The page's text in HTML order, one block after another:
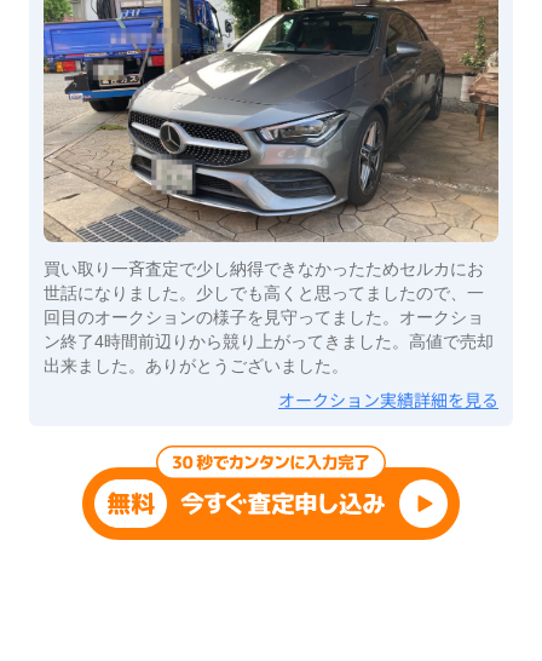
買い取り一斉査定で少し納得できなかったためセルカにお
世話になりました。少しでも高くと思ってましたので、一
回目のオークションの様子を見守ってました。オークショ
ン終了4時間前辺りから競り上がってきました。高値で売却
出来ました。ありがとうございました。
オークション実績詳細を見る